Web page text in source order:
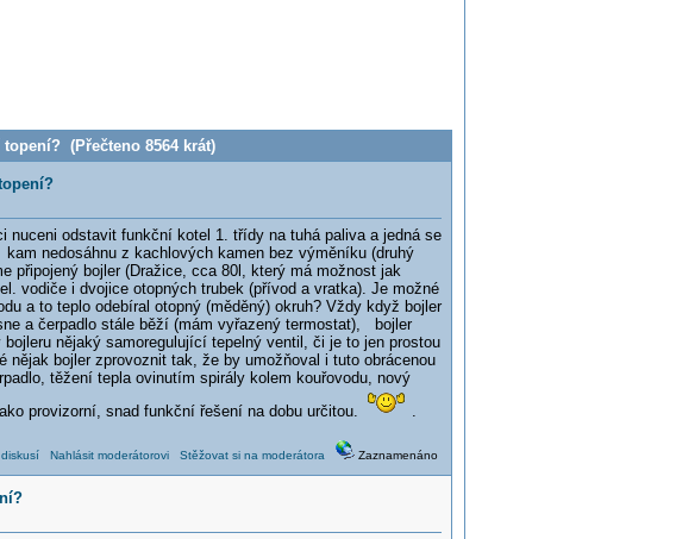
(Přečteno 8564 krát)
odstavit funkční kotel 1. třídy na tuhá paliva a jedná se
nedosáhnu z kachlových kamen bez výměníku (druhý
připojený bojler (Dražice, cca 80l, který má možnost jak
vodiče i dvojice otopných trubek (přívod a vratka). Je možné
a to teplo odebíral otopný (měděný) okruh? Vždy když bojler
a čerpadlo stále běží (mám vyřazený termostat), bojler
nějaký samoregulující tepelný ventil, či je to jen prostou
bojler zprovoznit tak, že by umožňoval i tuto obrácenou
těžení tepla ovinutím spirály kolem kouřovodu, nový
provizorní, snad funkční řešení na dobu určitou.
.
Nahlásit moderátorovi Stěžovat si na moderátora Zaznamenáno